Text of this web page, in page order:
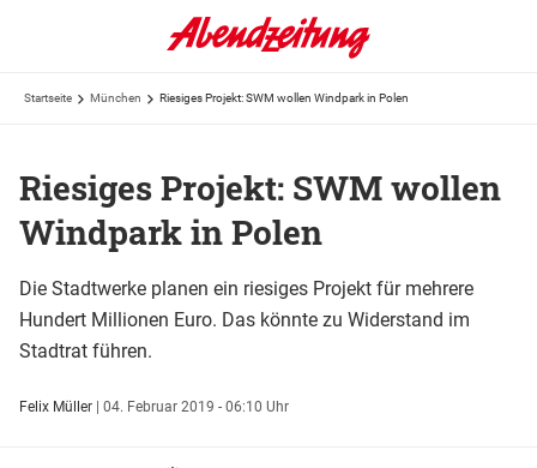
Startseite München Riesiges Projekt: SWM wollen Windpark in Polen
Riesiges Projekt: SWM wollen
Windpark in Polen
Die Stadtwerke planen ein riesiges Projekt für mehrere
Hundert Millionen Euro. Das könnte zu Widerstand im
Stadtrat führen.
Felix Müller | 04. Februar 2019 - 06:10 Uhr